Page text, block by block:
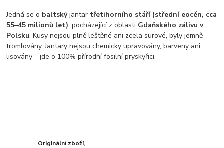
Jedná se o baltskýjantar třetihorního stáří (střední eocén, cca
55–45 milionů let), pocházející z oblasti Gdaňského zálivu v
Polsku. Kusy nejsou plně leštěné ani zcela surové, byly jemně
tromlovány. Jantary nejsou chemicky upravovány, barveny ani
lisovány – jde o 100% přírodní fosilní pryskyřici.
Originální zboží,